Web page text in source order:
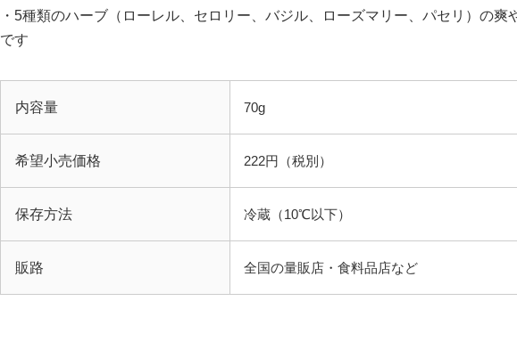
・5種類のハーブ（ローレル、セロリー、バジル、ローズマリー、パセリ）の爽
です
内容量 70g
希望小売価格 222円（税別）
保存方法 冷蔵（10℃以下）
販路 全国の量販店・食料品店など